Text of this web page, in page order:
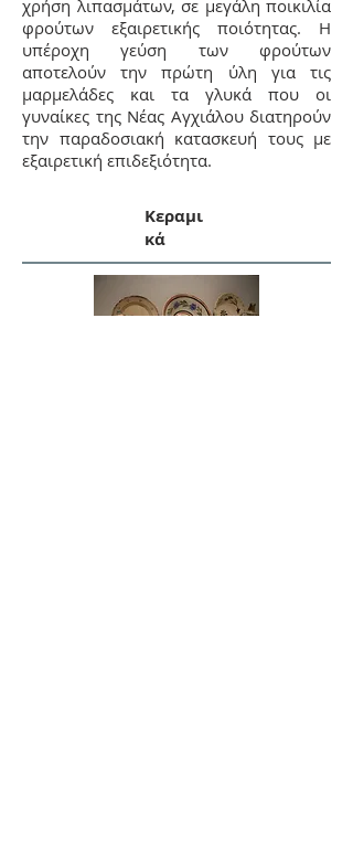
χρήση λιπασμάτων, σε μεγάλη ποικιλία
φρούτων εξαιρετικής ποιότητας. Η
υπέροχη γεύση των φρούτων
αποτελούν την πρώτη ύλη για τις
μαρμελάδες και τα γλυκά που οι
γυναίκες της Νέας Αγχιάλου διατηρούν
την παραδοσιακή κατασκευή τους με
εξαιρετική επιδεξιότητα.
Κεραμι
κά